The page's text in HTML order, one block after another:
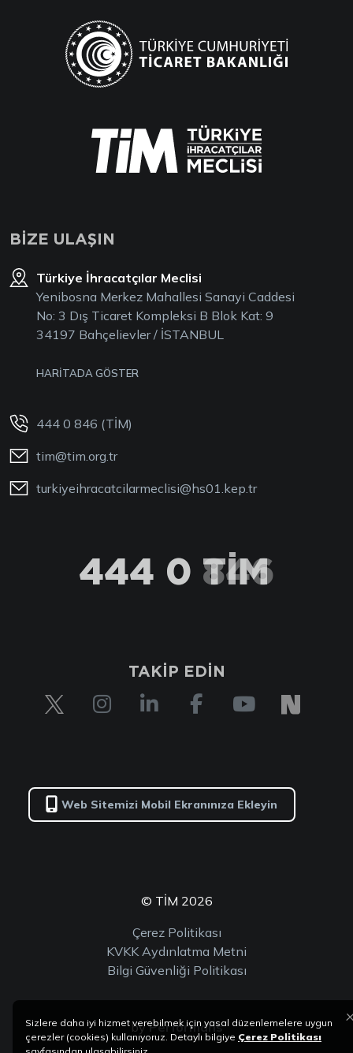
BİZE ULAŞIN
Türkiye İhracatçılar Meclisi
Yenibosna Merkez Mahallesi Sanayi Caddesi
No: 3 Dış Ticaret Kompleksi B Blok Kat: 9
34197 Bahçelievler / İSTANBUL
HARİTADA GÖSTER
444 0 846 (TİM)
tim@tim.org.tr
turkiyeihracatcilarmeclisi@hs01.kep.tr
444 0 TİM
TAKİP EDİN
Web Sitemizi Mobil Ekranınıza Ekleyin
© TİM 2026
Çerez Politikası
KVKK Aydınlatma Metni
Bilgi Güvenliği Politikası
byPerformans
Sizlere daha iyi hizmet verebilmek için yasal düzenlemelere uygun
çerezler (cookies) kullanıyoruz. Detaylı bilgiye Çerez Politikası